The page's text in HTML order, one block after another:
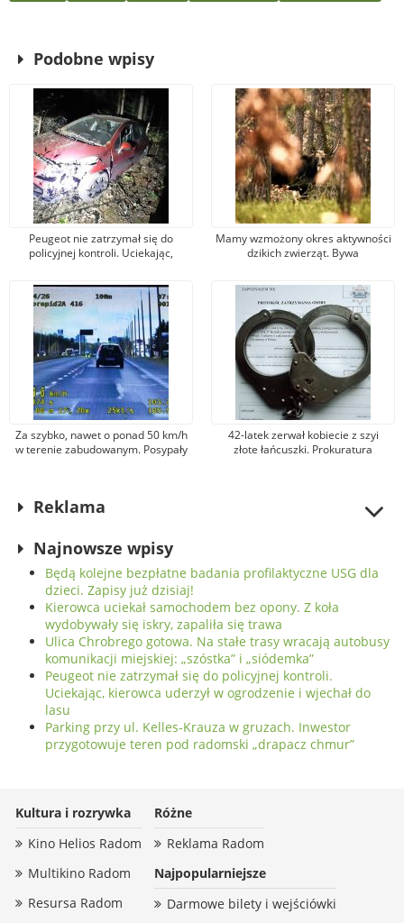
Podobne wpisy
Peugeot nie zatrzymał się do
policyjnej kontroli. Uciekając,
wjechał do lasu
Mamy wzmożony okres aktywności
dzikich zwierząt. Bywa
jezdnię
Za szybko, nawet o ponad 50 km/h
w terenie zabudowanym. Posypały
42-latek zerwał kobiecie z szyi
złote łańcuszki. Prokuratura
Reklama
Najnowsze wpisy
Będą kolejne bezpłatne badania profilaktyczne USG dla
dzieci. Zapisy już dzisiaj!
Kierowca uciekał samochodem bez opony. Z koła
wydobywały się iskry, zapaliła się trawa
Ulica Chrobrego gotowa. Na stałe trasy wracają autobusy
komunikacji miejskiej: „szóstka” i „siódemka”
Peugeot nie zatrzymał się do policyjnej kontroli.
Uciekając, kierowca uderzył w ogrodzenie i wjechał do
lasu
Parking przy ul. Kelles-Krauza w gruzach. Inwestor
przygotowuje teren pod radomski „drapacz chmur”
Kultura i rozrywka
Kino Helios Radom
Multikino Radom
Resursa Radom
Różne
Reklama Radom
Najpopularniejsze
Darmowe bilety i wejściówki